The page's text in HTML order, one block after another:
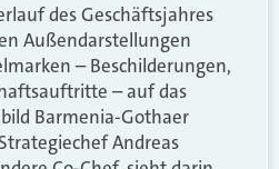
des Geschäftsjahres
Außendarstellungen
– Beschilderungen,
– auf das
Barmenia-Gothaer
Andreas